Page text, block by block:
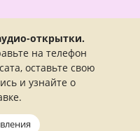
открытки.
на телефон
оставьте свою
и узнайте о